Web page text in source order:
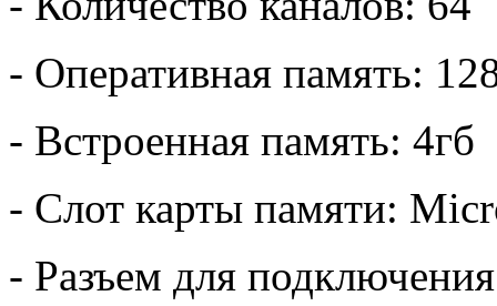
- Оперативная память:
- Встроенная память: 4гб
- Слот карты памяти:
- Разъем для